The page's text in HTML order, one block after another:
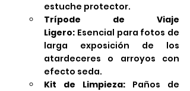
estuche protector.
Trípode de Viaje
Ligero: Esencial para fotos de
larga exposición de los
atardeceres o arroyos con
efecto seda.
Kit de Limpieza: Paños de